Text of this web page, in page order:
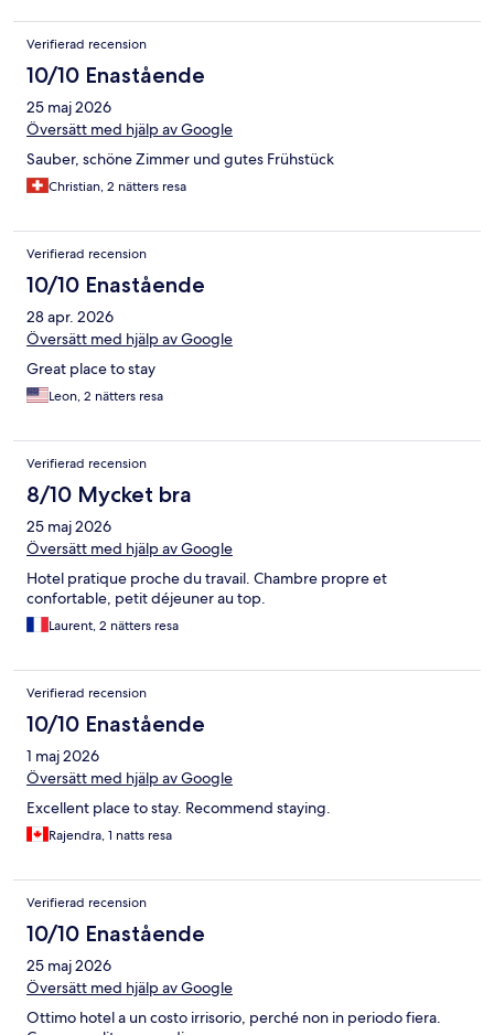
Verifierad recension
10/10 Enastående
25 maj 2026
Översätt med hjälp av Google
Sauber, schöne Zimmer und gutes Frühstück
Christian, 2 nätters resa
Verifierad recension
10/10 Enastående
28 apr. 2026
Översätt med hjälp av Google
Great place to stay
Leon, 2 nätters resa
Verifierad recension
8/10 Mycket bra
25 maj 2026
Översätt med hjälp av Google
Hotel pratique proche du travail. Chambre propre et
confortable, petit déjeuner au top.
Laurent, 2 nätters resa
Verifierad recension
10/10 Enastående
1 maj 2026
Översätt med hjälp av Google
Excellent place to stay. Recommend staying.
Rajendra, 1 natts resa
Verifierad recension
10/10 Enastående
25 maj 2026
Översätt med hjälp av Google
Ottimo hotel a un costo irrisorio, perché non in periodo fiera.